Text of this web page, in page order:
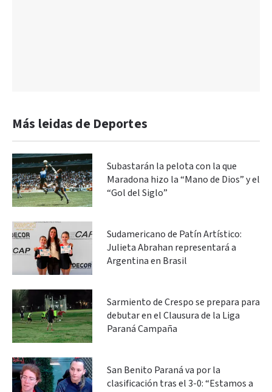
Más leidas de Deportes
Subastarán la pelota con la que
Maradona hizo la “Mano de Dios” y el
“Gol del Siglo”
Sudamericano de Patín Artístico:
Julieta Abrahan representará a
Argentina en Brasil
Sarmiento de Crespo se prepara para
debutar en el Clausura de la Liga
Paraná Campaña
San Benito Paraná va por la
clasificación tras el 3-0: “Estamos a